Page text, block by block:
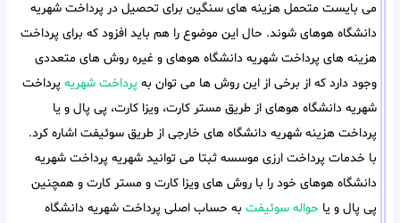
می بایست متحمل هزینه های سنگین برای تحصیل در پرداخت شهریه
دانشگاه هوهای شوند. حال این موضوع را هم باید افزود که برای پرداخت
هزینه های پرداخت شهریه دانشگاه هوهای و غیره روش های متعددی
وجود دارد که از برخی از این روش ها می توان به پرداخت شهریه پرداخت
شهریه دانشگاه هوهای از طریق مستر کارت، ویزا کارت، پی پال و یا
پرداخت هزینه شهریه دانشگاه های خارجی از طریق سوئیفت اشاره کرد.
با خدمات پرداخت ارزی موسسه ثبتا می توانید شهریه پرداخت شهریه
دانشگاه هوهای خود را با روش های ویزا کارت و مستر کارت و همچنین
پی پال و یا حواله سوئیفت به حساب اصلی پرداخت شهریه دانشگاه